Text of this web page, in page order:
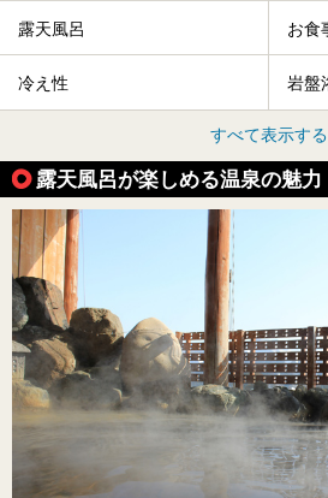
露天風呂 お食
冷え性 岩盤
すべて表示する
露天風呂が楽しめる温泉の魅力